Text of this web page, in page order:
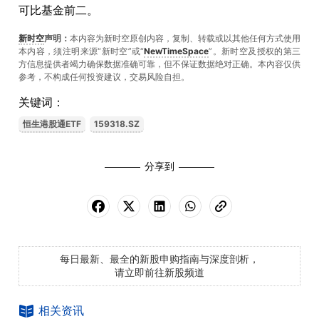
可比基金前二。
新时空声明： 本内容为新时空原创内容，复制、转载或以其他任何方式使用
本内容，须注明来源“新时空”或“NewTimeSpace”。新时空及授权的第三
方信息提供者竭力确保数据准确可靠，但不保证数据绝对正确。本內容仅供
参考，不构成任何投资建议，交易风险自担。
关键词：
恒生港股通ETF 159318.SZ
分享到
每日最新、最全的新股申购指南与深度剖析，
请立即前往新股频道
相关资讯